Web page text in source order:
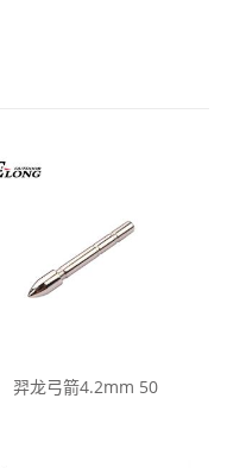
羿龙弓箭4.2mm 50